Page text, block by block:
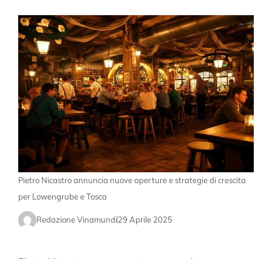
Pietro Nicastro annuncia nuove aperture e strategie di crescita
per Lowengrube e Tosca
Redazione Vinamundi29 Aprile 2025